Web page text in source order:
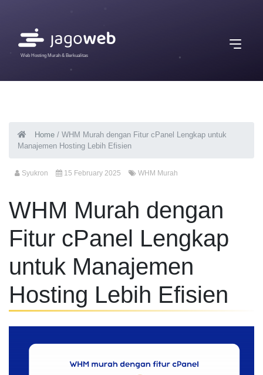
Web Hosting Murah & Berkualitas
Home / WHM Murah dengan Fitur cPanel Lengkap untuk
Manajemen Hosting Lebih Efisien
Syukron 15 February 2025 WHM Murah
WHM Murah dengan
Fitur cPanel Lengkap
untuk Manajemen
Hosting Lebih Efisien